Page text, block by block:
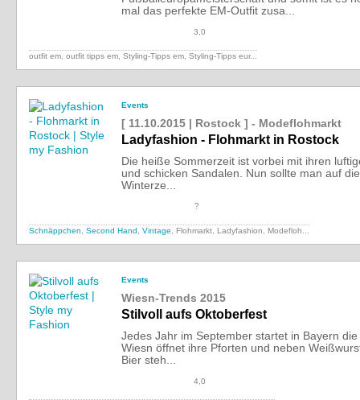
mal das perfekte EM-Outfit zusa...
3,0
outfit em, outfit tipps em, Styling-Tipps em, Styling-Tipps eur...
Events
[ 11.10.2015 | Rostock ] - Modeflohmarkt
Ladyfashion - Flohmarkt in Rostock
Die heiße Sommerzeit ist vorbei mit ihren
und schicken Sandalen. Nun sollte man auf
Winterze...
?
Schnäppchen Second Hand Vintage , Flohmarkt, Ladyfashion, Modefloh...
Events
Wiesn-Trends 2015
Stilvoll aufs Oktoberfest
Jedes Jahr im September startet in Bayern
Wiesn öffnet ihre Pforten und neben
Bier steh...
4,0